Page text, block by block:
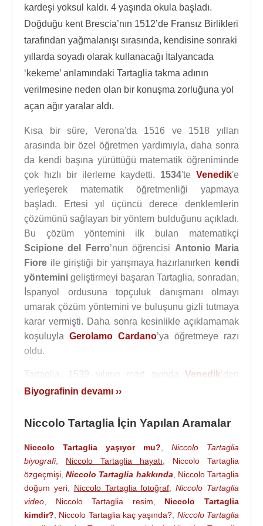
kardeşi yoksul kaldı. 4 yaşında okula başladı.
Doğduğu kent Brescia’nın 1512’de Fransız Birlikleri
tarafından yağmalanışı sırasında, kendisine sonraki
yıllarda soyadı olarak kullanacağı İtalyancada
‘kekeme’ anlamındaki Tartaglia takma adının
verilmesine neden olan bir konuşma zorluğuna yol
açan ağır yaralar aldı.
Kısa bir süre, Verona'da 1516 ve 1518 yılları
arasında bir özel öğretmen yardımıyla, daha sonra
da kendi başına yürüttüğü matematik öğreniminde
çok hızlı bir ilerleme kaydetti. 1534'teVenedik'e
yerleşerek matematik öğretmenliği yapmaya
başladı. Ertesi yıl üçüncü derece denklemlerin
çözümünü sağlayan bir yöntem bulduğunu açıkladı.
Bu çözüm yöntemini ilk bulan matematikçi
Scipione del Ferro’nun öğrencisi Antonio Maria
Fiore ile giriştiği bir yarışmaya hazırlanırken kendi
yöntemini geliştirmeyi başaran Tartaglia, sonradan,
İspanyol ordusuna topçuluk danışmanı olmayı
umarak çözüm yöntemini ve buluşunu gizli tutmaya
karar vermişti. Daha sonra kesinlikle açıklamamak
koşuluyla Gerolamo Cardano’ya öğretmeye razı
oldu.
Tartaglia, 1539 yılının mart ayında Venedik’den
ayrıldı veMilano'ya gitti.
1545’te yayımladığı Ars magna "Büyük Sanat" adlı
Tartaglia, ertesi yıl 1546 da yayımladığı Quesiti et
inventioni diverse (Çeşitli Sorular ve Buluşlar) adlı
kitabındaGerolamo Cardano'yu sözünü
tutmamakla ve sahtekârlık, yalancılık ve hırsızlıkla
suçlayarak şiddetle eleştirdi. Onu savunan
Biyografinin devamı ››
Niccolo Tartaglia İçin Yapılan Aramalar
Niccolo Tartaglia yaşıyor mu?
Niccolo Tartaglia
biyografi, Niccolo Tartaglia hayatı
Niccolo Tartaglia
özgeçmişi ,Niccolo Tartaglia hakkında
Niccolo Tartaglia
doğum yeri, Niccolo Tartaglia fotoğraf ,Niccolo Tartaglia
video
Niccolo Tartaglia resim
Niccolo Tartaglia
kimdir?
Niccolo Tartaglia kaç yaşında? Niccolo Tartaglia